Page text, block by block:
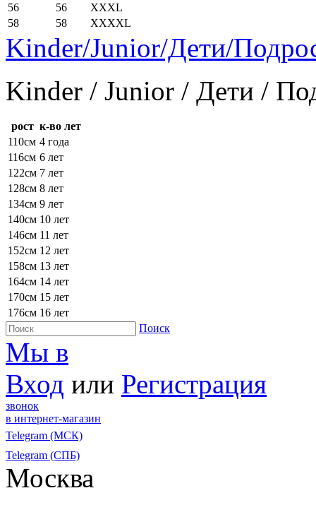
56
56
XXXL
58
58 XXXXL
Kinder/Junior/Дети/
Kinder / Junior / Дети /
рост к-во лет
110см 4 года
116см 6 лет
122см 7 лет
128см 8 лет
134см 9 лет
140см 10 лет
146см 11 лет
152см 12 лет
158см 13 лет
164см 14 лет
170см 15 лет
176см 16 лет
Поиск
Мы в
Вход или Регистрация
звонок
в интернет-магазин
Telegram (МСК)
Telegram (СПБ)
Москва